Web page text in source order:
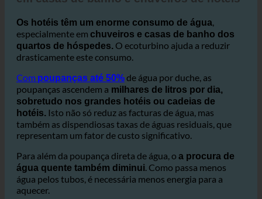
em casas de banho e chuveiros de hotéis
Os hotéis têm um enorme consumo de água,
especialmente emchuveiros e casas de banho dos
quartos de hóspedes.
drasticamente este consumo.
Compoupanças até 50%de água por duche, as
poupanças ascendem amilhares de litros por dia,
sobretudo nos grandes hotéis ou cadeias de
hotéis.Isto não só reduz as facturas de água, mas
também as dispendiosas taxas de águas residuais, que
representam um fator de custo significativo.
Para além da poupança direta de água, oa procura de
água quente também diminui